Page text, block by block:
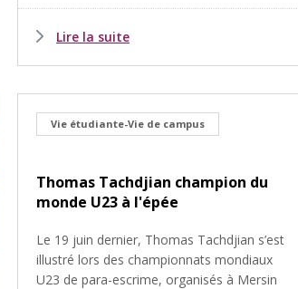
Lire la suite
Vie étudiante-Vie de campus
Thomas Tachdjian champion du
monde U23 à l'épée
Le 19 juin dernier, Thomas Tachdjian s’est
illustré lors des championnats mondiaux
U23 de para-escrime, organisés à Mersin